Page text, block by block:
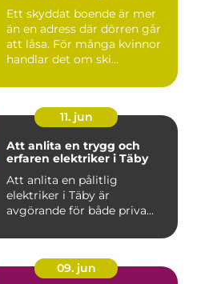
Ett skyddat boende är mer
än en adress där dörren går
att låsa. För många kvinnor
handlar det om ski...
11. jun
Att anlita en trygg och
erfaren elektriker i Täby
Att anlita en pålitlig
elektriker i Täby är
avgörande för både priva...
09. jun